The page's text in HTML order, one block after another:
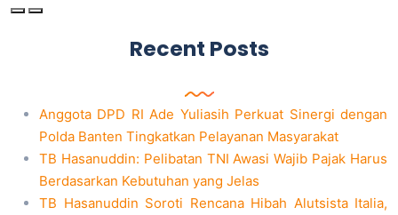
Recent Posts
Anggota DPD RI Ade Yuliasih Perkuat Sinergi dengan
Polda Banten Tingkatkan Pelayanan Masyarakat
TB Hasanuddin: Pelibatan TNI Awasi Wajib Pajak Harus
Berdasarkan Kebutuhan yang Jelas
TB Hasanuddin Soroti Rencana Hibah Alutsista Italia,